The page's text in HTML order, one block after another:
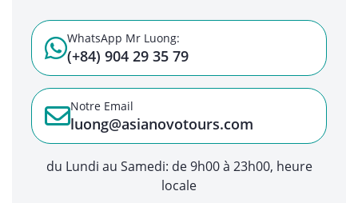
WhatsApp Mr Luong:
(+84) 904 29 35 79
Notre Email
luong@asianovotours.com
du Lundi au Samedi: de 9h00 à 23h00, heure
locale